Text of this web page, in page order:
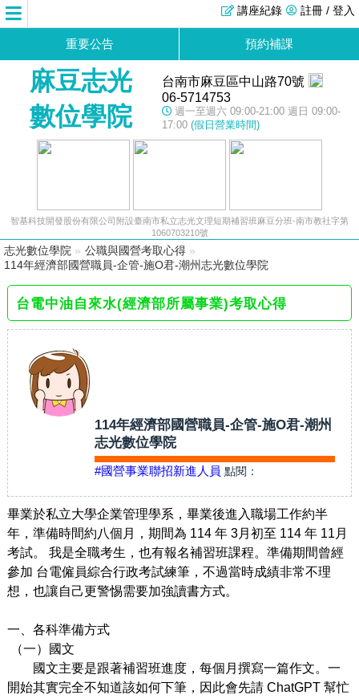
註冊 / 登入
講座紀錄
重要公告 預約補課
麻豆志光
數位學院
台南市麻豆區中山路70號
06-5714753
週一至週六 09:00-21:00 週日 09:00-
17:00 (假日營業時間)
智基科技開發股份有限公司附設臺南市私立志光文理短期補習班麻豆分班-南市教社字第
1060703210號
志光數位學院 » 公職與國營考取心得 »
114年經濟部國營職員-企管-施O君-潮州志光數位學院
台電中油自來水(經濟部所屬事業)考取心得
114年經濟部國營職員-企管-施O君-潮州
志光數位學院
#國營事業聯招新進人員 點閱：
畢業於私立⼤學企業管理學系，畢業後進入職場⼯作約半
年， 準備時間約八個月 ，期間為 114 年 3月初至 114 年 11月
考試。
我是全職考⽣ ，也有報名補習班課程。準備期間曾經
參加 台電僱員綜合行政考試練筆，不過當時成績非常不理
想，也讓自己更警惕需要加強讀書方式。
一、各科準備方式
（⼀）國文
國文主要是跟著補習班進度，每個 月 撰寫⼀篇作文。 ⼀
開始其實完全不知道該如何下筆，因此會先請 ChatGPT 幫忙